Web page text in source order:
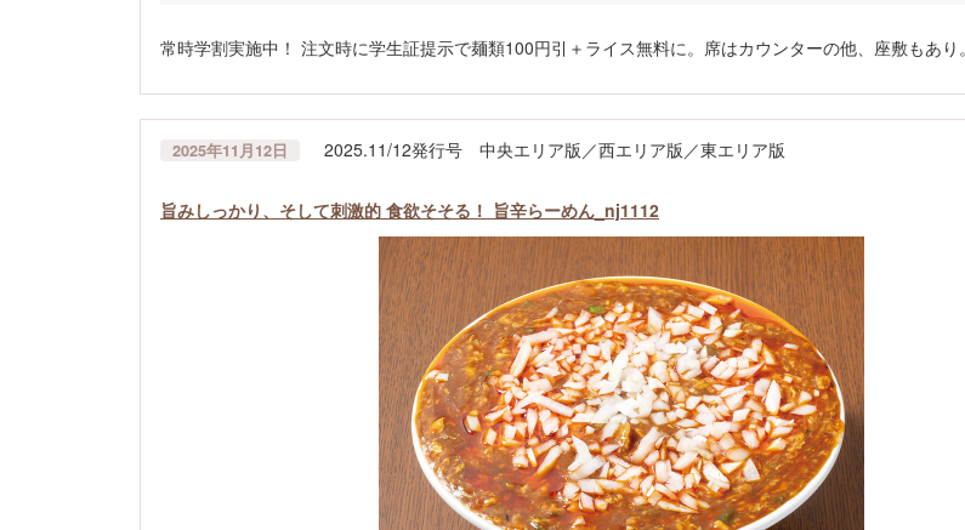
常時学割実施中！ 注文時に学生証提示で麺類100円引＋ライス無料に。席はカウンターの他、座敷もあり。
2025年11月12日 2025.11/12発行号 中央エリア版／西エリア版／東エリア版
旨みしっかり、そして刺激的 食欲そそる！ 旨辛らーめん_nj1112